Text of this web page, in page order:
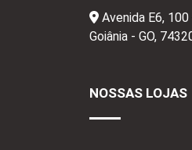
Avenida E6,
Goiânia - GO,
NOSSAS LOJAS